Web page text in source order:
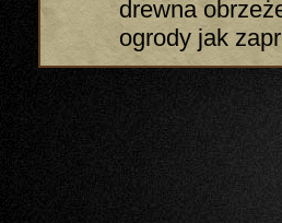
drewna
ogrody jak